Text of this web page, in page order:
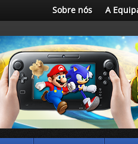
Sobre nós A